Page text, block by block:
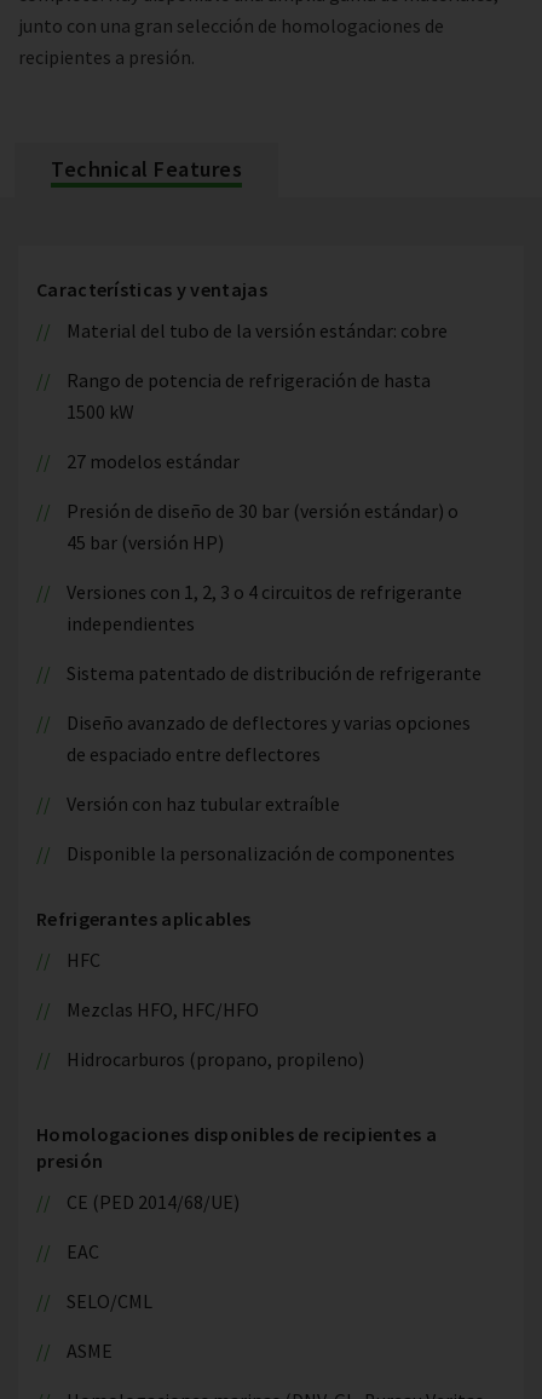
junto con una gran selección de homologaciones de
recipientes a presión.
Technical Features
Características y ventajas
Material del tubo de la versión estándar: cobre
Rango de potencia de refrigeración de hasta
1500 kW
27 modelos estándar
Presión de diseño de 30 bar (versión estándar) o
45 bar (versión HP)
Versiones con 1, 2, 3 o 4 circuitos de refrigerante
independientes
Sistema patentado de distribución de refrigerante
Diseño avanzado de deflectores y varias opciones
de espaciado entre deflectores
Versión con haz tubular extraíble
Disponible la personalización de componentes
Refrigerantes aplicables
HFC
Mezclas HFO, HFC/HFO
Hidrocarburos (propano, propileno)
Homologaciones disponibles de recipientes a
presión
CE (PED 2014/68/UE)
EAC
SELO/CML
ASME